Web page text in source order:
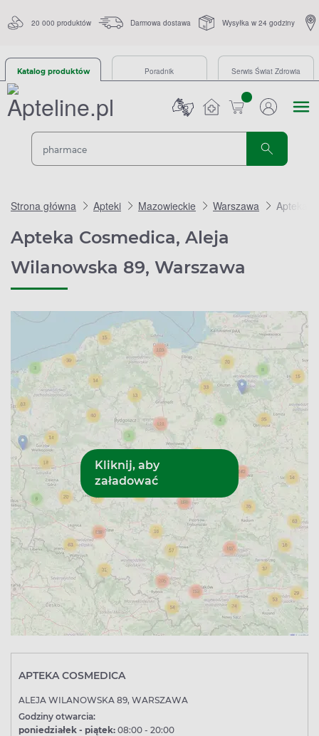
20 000 produktów Darmowa dostawa Wysyłka w 24 godziny
Katalog produktów Poradnik Serwis Świat Zdrowia
sztuk
Strona główna Apteki Mazowieckie Warszawa Apteka
Apteka Cosmedica, Aleja
Wilanowska 89, Warszawa
APTEKA COSMEDICA
ALEJA WILANOWSKA 89, WARSZAWA
Godziny otwarcia:
poniedziałek - piątek: 08:00 - 20:00